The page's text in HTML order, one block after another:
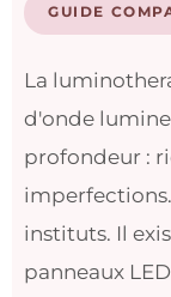
GUIDE
La
d'onde
profondeur :
imperfections.
instituts. Il
panneaux